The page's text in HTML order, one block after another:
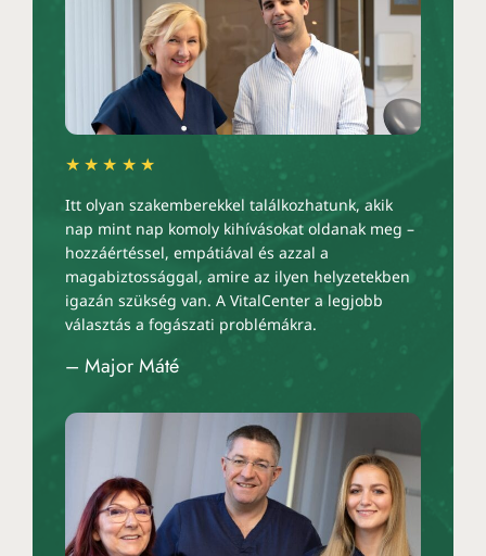
★★★★★
Itt olyan szakemberekkel találkozhatunk, akik
nap mint nap komoly kihívásokat oldanak meg –
hozzáértéssel, empátiával és azzal a
magabiztossággal, amire az ilyen helyzetekben
igazán szükség van. A VitalCenter a legjobb
választás a fogászati problémákra.
– Major Máté